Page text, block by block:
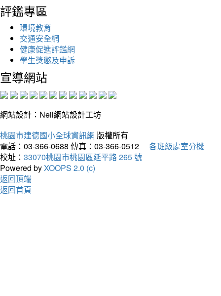
評鑑專區
環境教育
交通安全網
健康促進評鑑網
學生獎懲及申訴
宣導網站
網站設計：Neil網站設計工坊
桃園市建德國小全球資訊網 版權所有
電話：03-366-0688 傳真：03-366-0512
各班級處室分機
校址： 33070桃園市桃園區延平路 265 號
Powered byXOOPS 2.0 (c)
返回頂端
返回首頁